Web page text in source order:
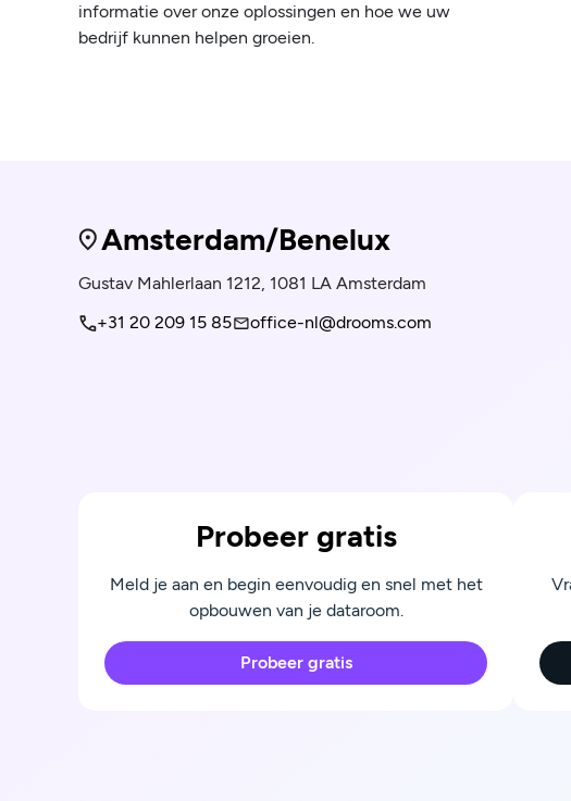
informatie over onze oplossingen en hoe we uw
bedrijf kunnen helpen groeien.
Amsterdam/Benelux
Gustav Mahlerlaan 1212, 1081 LA Amsterdam
+31 20 209 15 85
office-nl@drooms.com
Probeer gratis
Meld je aan en begin eenvoudig en snel met het
opbouwen van je dataroom.
Probeer gratis